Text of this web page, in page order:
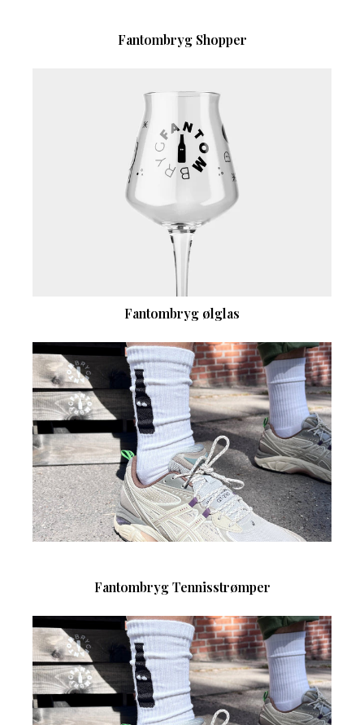
Fantombryg Shopper
Fantombryg ølglas
Fantombryg Tennisstrømper